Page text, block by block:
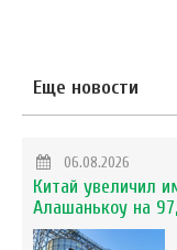
Еще новости
06.08.2026
Китай увеличил
Алашанькоу на